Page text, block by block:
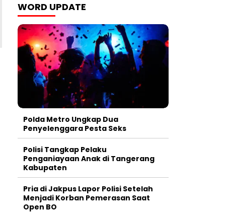
WORD UPDATE
Polda Metro Ungkap Dua
Penyelenggara Pesta Seks
Polisi Tangkap Pelaku
Penganiayaan Anak di Tangerang
Kabupaten
Pria di Jakpus Lapor Polisi Setelah
Menjadi Korban Pemerasan Saat
Open BO